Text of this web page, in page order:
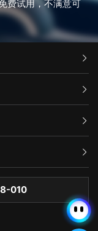
费试用，不满意可
010